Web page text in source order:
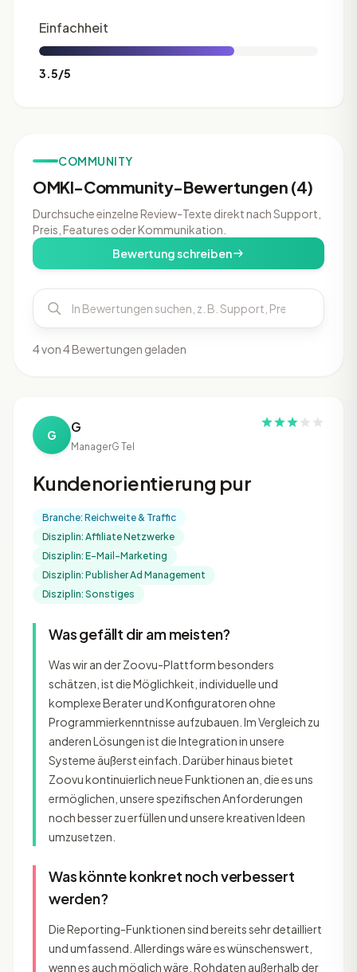
Einfachheit
3.5/5
COMMUNITY
OMKI-Community-Bewertungen (4)
Durchsuche einzelne Review-Texte direkt nach Support,
Preis, Features oder Kommunikation.
Bewertung schreiben
4 von 4 Bewertungen geladen
G G
ManagerG Tel
Kundenorientierung pur
Branche: Reichweite & Traffic
Disziplin: Affiliate Netzwerke
Disziplin: E-Mail-Marketing
Disziplin: Publisher Ad Management
Disziplin: Sonstiges
Was gefällt dir am meisten?
Was wir an der Zoovu-Plattform besonders
schätzen, ist die Möglichkeit, individuelle und
komplexe Berater und Konfiguratoren ohne
Programmierkenntnisse aufzubauen. Im Vergleich zu
anderen Lösungen ist die Integration in unsere
Systeme äußerst einfach. Darüber hinaus bietet
Zoovu kontinuierlich neue Funktionen an, die es uns
ermöglichen, unsere spezifischen Anforderungen
noch besser zu erfüllen und unsere kreativen Ideen
umzusetzen.
Was könnte konkret noch verbessert
werden?
Die Reporting-Funktionen sind bereits sehr detailliert
und umfassend. Allerdings wäre es wünschenswert,
wenn es auch möglich wäre, Rohdaten außerhalb der